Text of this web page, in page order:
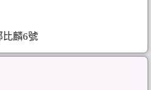
比麟6號